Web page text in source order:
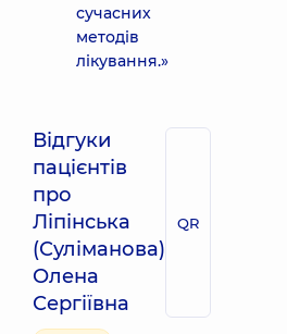
сучасних
методів
лікування.»
Відгуки
пацієнтів
про
Ліпінська
(Суліманова)
Олена
Сергіївна
QR